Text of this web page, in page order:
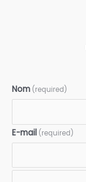
Nom (required)
E-mail (required)